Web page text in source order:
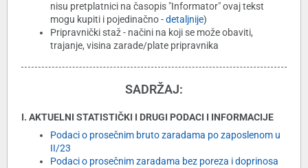
nisu pretplatnici na časopis "Informator" ovaj tekst
mogu kupiti i pojedinačno -detaljnije)
Pripravnički staž - načini na koji se može obaviti,
trajanje, visina zarade/plate pripravnika
SADRŽAJ:
I. AKTUELNI STATISTIČKI I DRUGI PODACI I INFORMACIJE
Podaci o prosečnim bruto zaradama po zaposlenom u
II/23
Podaci o prosečnim zaradama bez poreza i doprinosa